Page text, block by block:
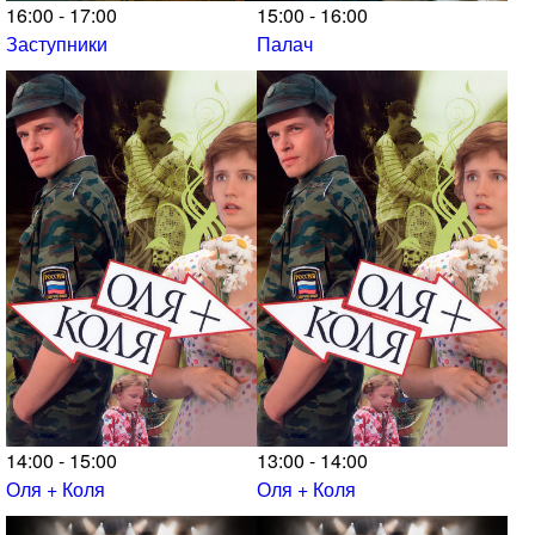
16:00 - 17:00
Заступники
15:00 - 16:00
Палач
14:00 - 15:00
Оля + Коля
13:00 - 14:00
Оля + Коля